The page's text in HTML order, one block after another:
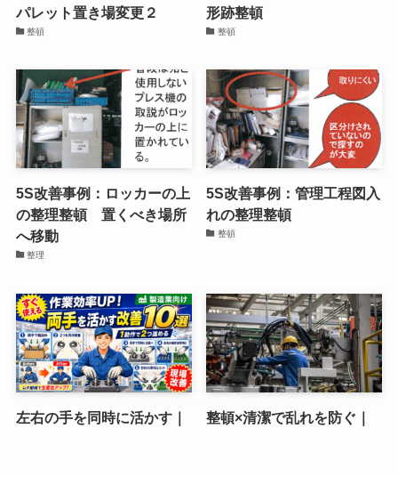
パレット置き場変更２
整頓
形跡整頓
整頓
5S改善事例：ロッカーの上
の整理整頓 置くべき場所
へ移動
整理
5S改善事例：管理工程図入
れの整理整頓
整頓
左右の手を同時に活かす｜
整頓×清潔で乱れを防ぐ｜